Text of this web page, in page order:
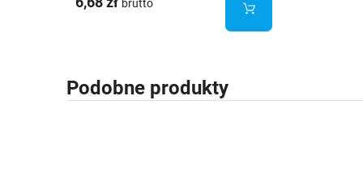
brutto
Podobne produkty